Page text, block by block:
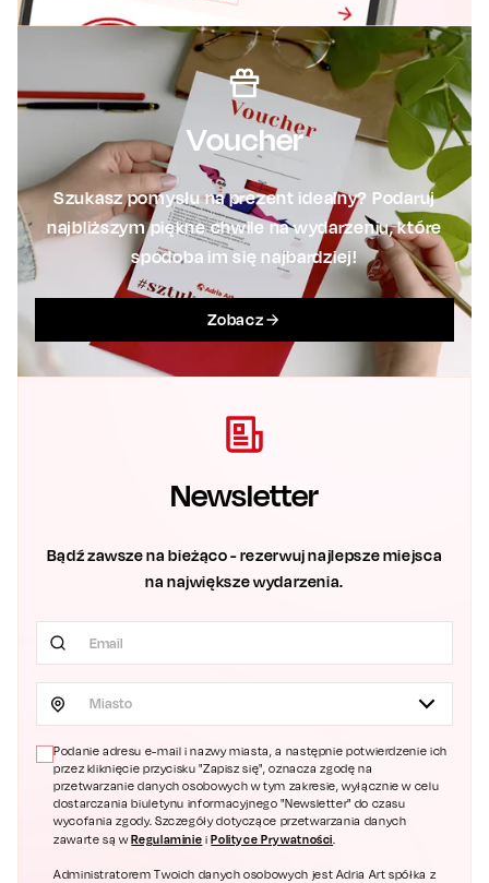
Voucher
Szukasz pomysłu na prezent idealny? Podaruj
najbliższym piękne chwile na wydarzeniu, które
spodoba im się najbardziej!
Zobacz
Newsletter
Bądź zawsze na bieżąco - rezerwuj najlepsze miejsca
na największe wydarzenia.
Miasto
Podanie adresu e-mail i nazwy miasta, a następnie potwierdzenie ich
przez kliknięcie przycisku "Zapisz się", oznacza zgodę na
przetwarzanie danych osobowych w tym zakresie, wyłącznie w celu
dostarczania biuletynu informacyjnego "Newsletter" do czasu
wycofania zgody. Szczegóły dotyczące przetwarzania danych
zawarte są wRegulaminie iPolityce Prywatności.
Administratorem Twoich danych osobowych jest Adria Art spółka z